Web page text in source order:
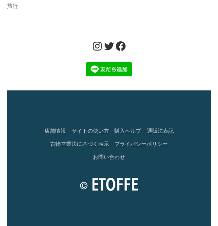
旅行
Instagram
Twitter
Facebook
店舗情報 サイトの使い方 購入ヘルプ 通販法表記
古物営業法に基づく表示 プライバシーポリシー
お問い合わせ